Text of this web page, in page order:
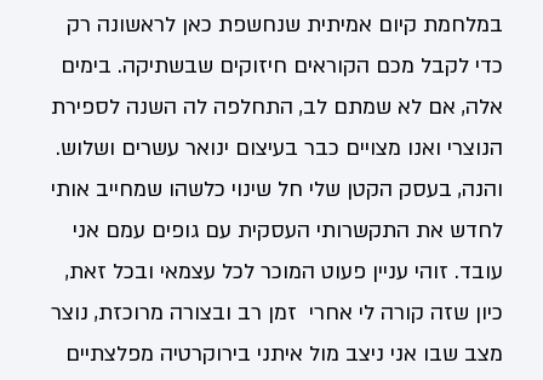
במלחמת קיום אמיתית שנחשפת כאן לראשונה רק
כדי לקבל מכם הקוראים חיזוקים שבשתיקה. בימים
אלה, אם לא שמתם לב, התחלפה לה השנה לספירת
הנוצרי ואנו מצויים כבר בעיצום ינואר עשרים ושלוש.
והנה, בעסק הקטן שלי חל שינוי כלשהו שמחייב אותי
לחדש את התקשרותי העסקית עם גופים עמם אני
עובד. זוהי עניין פעוט המוכר לכל עצמאי ובכל זאת,
כיון שזה קורה לי אחרי זמן רב ובצורה מרוכזת, נוצר
מצב שבו אני ניצב מול איתני בירוקרטיה מפלצתיים